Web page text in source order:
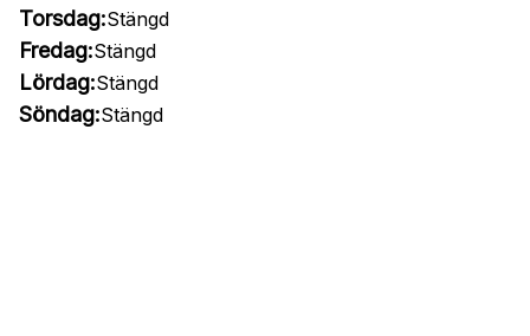
Torsdag:Stängd
Fredag:Stängd
Lördag:Stängd
Söndag:Stängd